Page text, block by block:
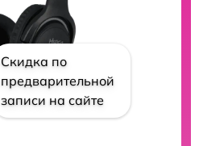
Скидка по
предварительной
записи на сайте